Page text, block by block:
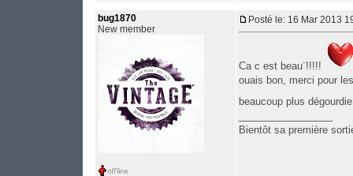
bug1870
New member
Posté le: 16 Mar 2013
Ca c est beau¨!!!!!
ouais bon, merci pour
beaucoup plus
Bientôt sa première